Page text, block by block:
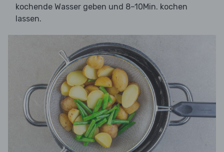
kochende Wasser geben und 8–10Min. kochen
lassen.